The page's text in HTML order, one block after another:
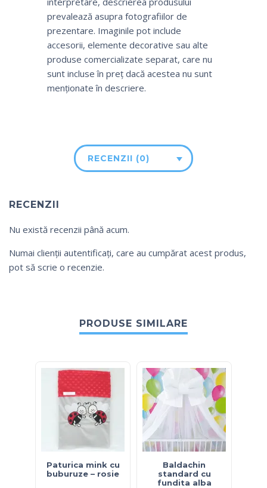
prevalează asupra fotografiilor de
prezentare. Imaginile pot include
accesorii, elemente decorative sau alte
produse comercializate separat, care nu
sunt incluse în preț dacă acestea nu sunt
menționate în descriere.
RECENZII (0)
RECENZII
Nu există recenzii până acum.
Numai clienții autentificați, care au cumpărat acest produs,
pot să scrie o recenzie.
PRODUSE SIMILARE
Paturica mink cu
buburuze – rosie
Baldachin
standard cu
fundita alba